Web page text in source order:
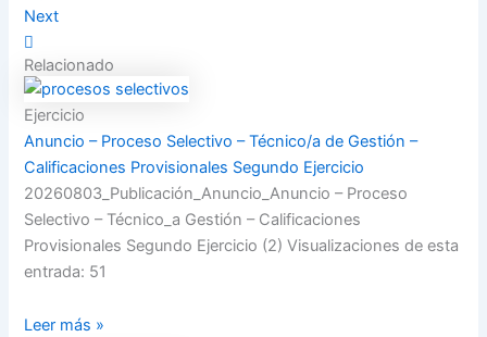
Next
Relacionado
Ejercicio
Anuncio – Proceso Selectivo – Técnico/a de Gestión –
Calificaciones Provisionales Segundo Ejercicio
20260803_Publicación_Anuncio_Anuncio – Proceso
Selectivo – Técnico_a Gestión – Calificaciones
Provisionales Segundo Ejercicio (2) Visualizaciones de esta
entrada: 51
Leer más »